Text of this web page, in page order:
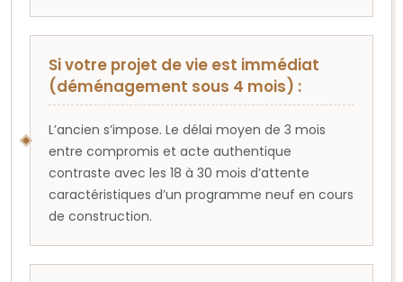
Si votre projet de vie est immédiat
(déménagement sous 4 mois) :
L’ancien s’impose. Le délai moyen de 3 mois
entre compromis et acte authentique
contraste avec les 18 à 30 mois d’attente
caractéristiques d’un programme neuf en cours
de construction.